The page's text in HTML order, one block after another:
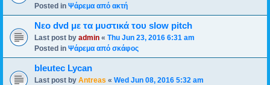
Posted in Ψάρεμα από ακτή
Νεο dvd με τα μυστικά του slow pitch
Last post by admin « Thu Jun 23, 2016 6:31 am
Posted in Ψάρεμα από σκάφος
bleutec Lycan
Last post by Antreas « Wed Jun 08, 2016 5:32 am